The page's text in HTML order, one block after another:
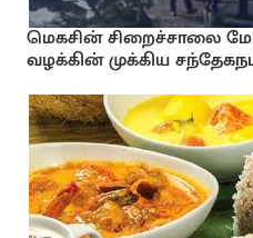
மெகசின் சிறைச்சாலை
வழக்கின் முக்கிய